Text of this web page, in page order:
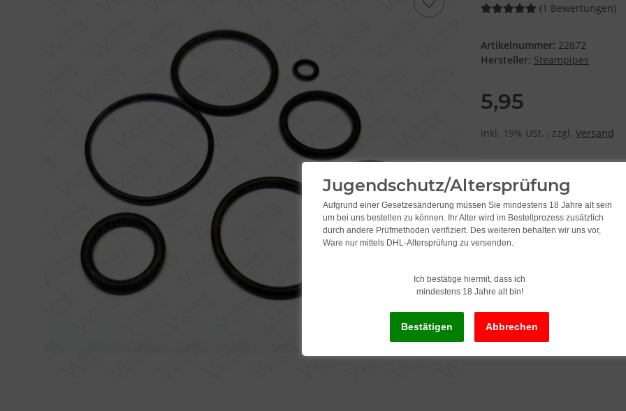
(1 Bewertungen)
Artikelnummer: 22872
Hersteller: Steampipes
5,95
inkl. 19% USt. , zzgl. Versand
2 - 3 Werktage (DE -
Jugendschutz/Altersprüfung
Aufgrund einer Gesetzesänderung müssen Sie mindestens 18 Jahre alt sein
um bei uns bestellen zu können. Ihr Alter wird im Bestellprozess zusätzlich
durch andere Prüfmethoden verifiziert. Des weiteren behalten wir uns vor,
Ware nur mittels DHL-Altersprüfung zu versenden.
Ich bestätige hiermit, dass ich
mindestens 18 Jahre alt bin!